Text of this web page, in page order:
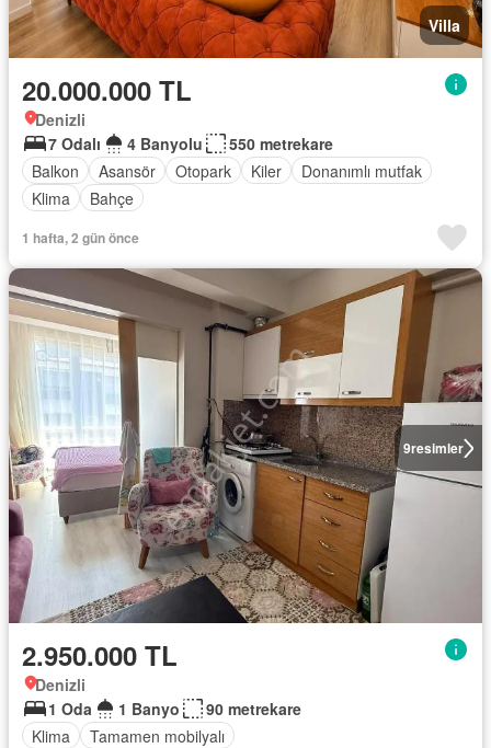
Villa
20.000.000 TL
Denizli
7 Odalı
4 Banyolu
550 metrekare
Balkon
Asansör Otopark Kiler
Donanımlı mutfak
Klima
Bahçe
1 hafta, 2 gün önce
9resimler
2.950.000 TL
Denizli
1 Oda
1 Banyo
90 metrekare
Klima
Tamamen mobilyalı